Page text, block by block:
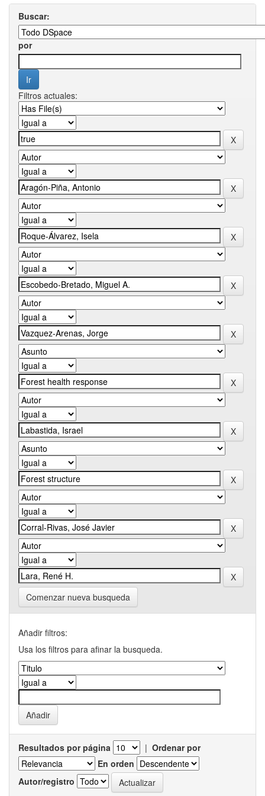
Buscar:
por
Filtros actuales:
Comenzar nueva busqueda
Añadir filtros:
Usa los filtros para afinar la busqueda.
Resultados por página | Ordenar por
En orden
Autor/registro